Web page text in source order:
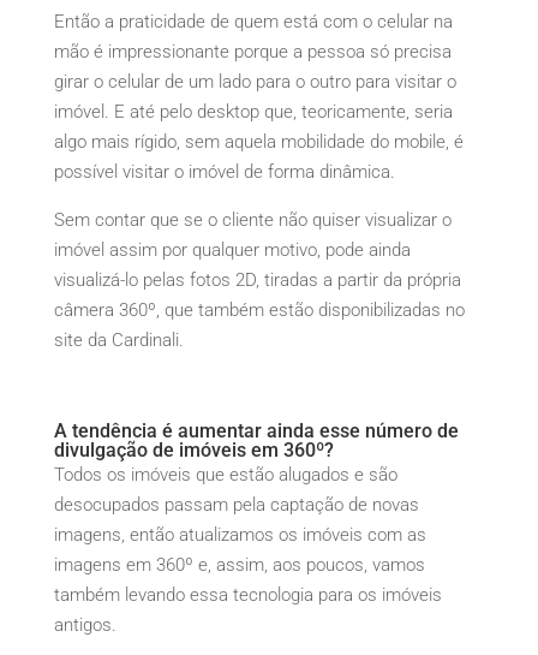
Então a praticidade de quem está com o celular na
mão é impressionante porque a pessoa só precisa
girar o celular de um lado para o outro para visitar o
imóvel. E até pelo desktop que, teoricamente, seria
algo mais rígido, sem aquela mobilidade do mobile, é
possível visitar o imóvel de forma dinâmica.
Sem contar que se o cliente não quiser visualizar o
imóvel assim por qualquer motivo, pode ainda
visualizá-lo pelas fotos 2D, tiradas a partir da própria
câmera 360º, que também estão disponibilizadas no
site da Cardinali.
A tendência é aumentar ainda esse número de
divulgação de imóveis em 360º?
Todos os imóveis que estão alugados e são
desocupados passam pela captação de novas
imagens, então atualizamos os imóveis com as
imagens em 360º e, assim, aos poucos, vamos
também levando essa tecnologia para os imóveis
antigos.